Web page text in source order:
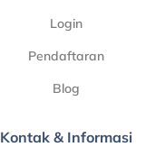
Login
Pendaftaran
Blog
Kontak & Informasi